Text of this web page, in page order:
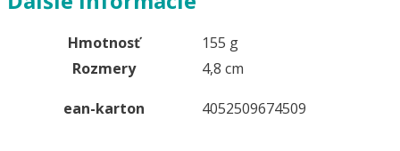
48
Hmotnosť
155 g
Rozmery
4,8 cm
ean-karton 4052509674509